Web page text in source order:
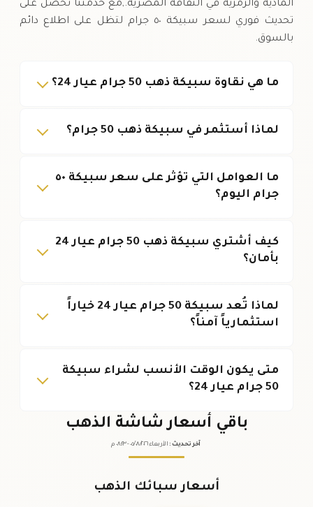
المادية والرمزية في الثقافة المصرية.,مع خدمتنا تحصل على
تحديث فوري لسعر سبيكة ٥٠ جرام لتظل على اطلاع دائم
بالسوق.
ما هي نقاوة سبيكة ذهب 50 جرام عيار 24؟
لماذا أستثمر في سبيكة ذهب 50 جرام؟
ما العوامل التي تؤثر على سعر سبيكة ٥٠
جرام اليوم؟
كيف أشتري سبيكة ذهب 50 جرام عيار 24
بأمان؟
لماذا تُعد سبيكة 50 جرام عيار 24 خياراً
استثمارياً آمناً؟
متى يكون الوقت الأنسب لشراء سبيكة
50 جرام عيار 24؟
باقي أسعار شاشة الذهب
آخر تحديث : الأربعاء ٠٥ /٠٨/٢٠٢٦ - ٠٨:٢٣م
أسعار سبائك الذهب